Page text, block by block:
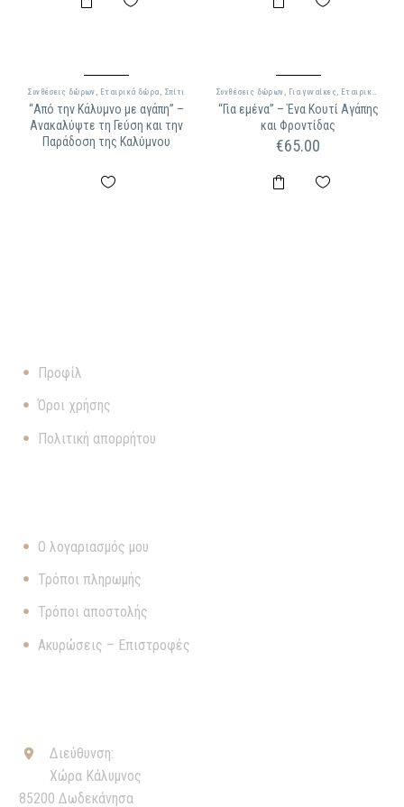
Συνθέσεις δώρων , Εταιρικά δώρα, Σπίτι
“Από την Κάλυμνο με αγάπη” –
Ανακαλύψτε τη Γεύση και την
Παράδοση της Καλύμνου
Συνθέσεις δώρων , Για γυναίκες, Εταιρικά δώρα
“Για εμένα” – Ένα Κουτί Αγάπης
και Φροντίδας
€65.00
Προφίλ
Όροι χρήσης
Πολιτική απορρήτου
Ο λογαριασμός μου
Τρόποι πληρωμής
Τρόποι αποστολής
Ακυρώσεις – Επιστροφές


Διεύθυνση:
Χώρα Κάλυμνος
85200 Δωδεκάνησα